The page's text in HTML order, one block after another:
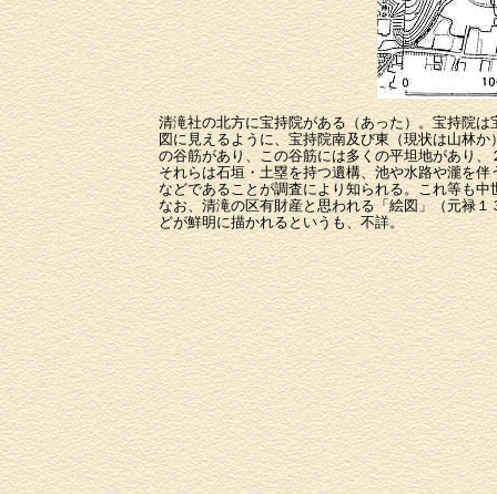
清滝社の北方に宝持院がある（あった）。宝持院
図に見えるように、宝持院南及び東（現状は山林
の谷筋があり、この谷筋には多くの平坦地があり
それらは石垣・土塁を持つ遺構、池や水路や瀧を
などであることが調査により知られる。これ等も
なお、清滝の区有財産と思われる「絵図」（元禄
どが鮮明に描かれるというも、不詳。